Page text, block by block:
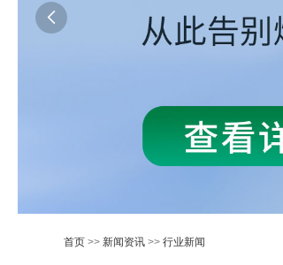

首页 >> 新闻资讯 >> 行业新闻